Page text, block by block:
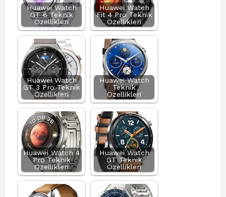
Huawei Watch
GT 6 Teknik
Özellikleri
Huawei Watch
Fit 4 Pro Teknik
Özellikleri
Huawei Watch
GT 3 Pro Teknik
Özellikleri
Huawei Watch
Teknik
Özellikleri
Huawei Watch 4
Pro Teknik
Özellikleri
Huawei Watch
GT Teknik
Özellikleri